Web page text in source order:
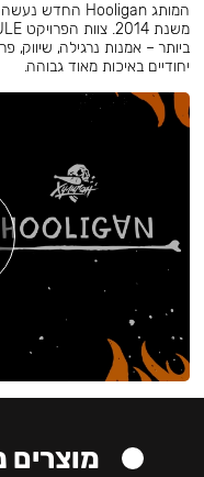
ביותר – אמנות נרגילה, שיווק,
יחודיים באיכות מאוד גבוהה.
מוצרים